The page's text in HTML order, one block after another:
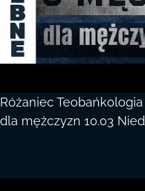
Różaniec
dla mężczyzn 10.03